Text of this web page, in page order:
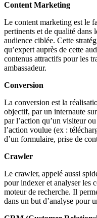
Content Marketing
Le content marketing est le
pertinents et de qualité dans
audience ciblée. Cette
qu’expert auprès de cette
contenus attractifs pour les
ambassadeur.
Conversion
La conversion est la
objectif, par un internaute
par l’action qu’un visiteur
l’action voulue (ex :
d’un formulaire, prise de
Crawler
Le crawler, appelé aussi
pour indexer et analyser les
moteur de recherche. Il
dans un but d’analyse pour